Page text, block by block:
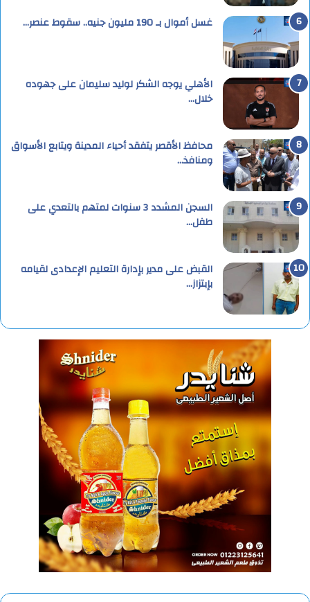
غسل أموال بـ 190 مليون جنيه.. سقوط عنصر…
الأهلي يوجه الشكر لوليد سليمان على جهوده
خلال…
محافظ الأقصر يتفقد أحياء المدينة ويتابع الأسواق
ومنافذ…
السجن المشدد 3 سنوات لمتهم بالتعدي على
طفل…
القبض على مدير بإدارة التعليم الإعدادى لقيامه
بإبتزاز…